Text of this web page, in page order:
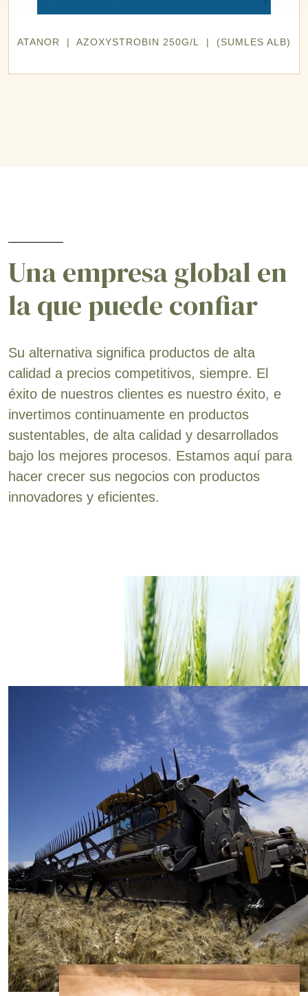
ATANOR | AZOXYSTROBIN 250G/L | (SUMLES ALB)
Una empresa global en
la que puede confiar
Su alternativa significa productos de alta
calidad a precios competitivos, siempre. El
éxito de nuestros clientes es nuestro éxito, e
invertimos continuamente en productos
sustentables, de alta calidad y desarrollados
bajo los mejores procesos. Estamos aquí para
hacer crecer sus negocios con productos
innovadores y eficientes.